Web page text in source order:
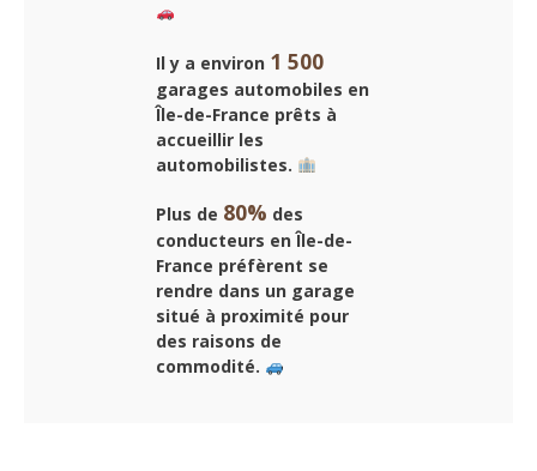
Il y a environ 1 500
garages automobiles en
Île-de-France prêts à
accueillir les
automobilistes.
Plus de 80% des
conducteurs en Île-de-
France préfèrent se
rendre dans un garage
situé à proximité pour
des raisons de
commodité.